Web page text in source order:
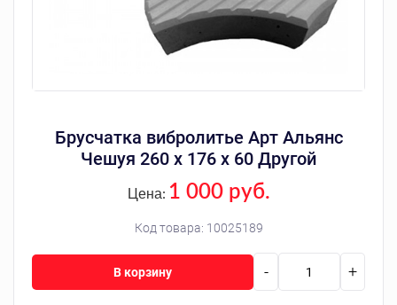
Брусчатка вибролитье Арт Альянс
Чешуя 260 х 176 х 60 Другой
Код товара: 10025189
Цена: 1 000 руб.
- +
В корзину